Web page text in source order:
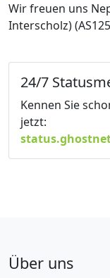
Wir freuen uns
Interscholz)
24/7
Kennen Sie
jetzt:
Über uns